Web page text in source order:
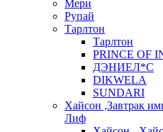
Мери
Рупай
Тарлтон
Тарлтон
PRINCE OF
ДЭНИЕЛ*С
DIKWELA
SUNDARI
Хайсон ,Завтрак
Лиф